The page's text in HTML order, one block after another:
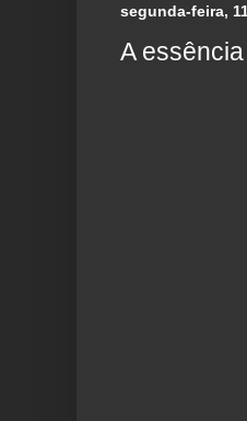
segunda-feira,
A